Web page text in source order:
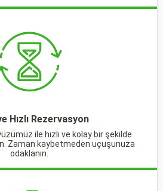
Hızlı Rezervasyon
ile hızlı ve kolay bir şekilde
Zaman kaybetmeden uçuşunuza
odaklanın.